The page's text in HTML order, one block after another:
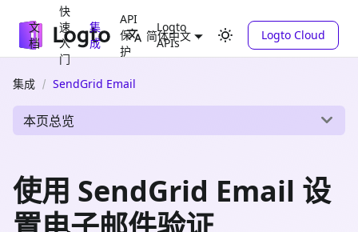
文
档
快
速
入
门
集
成
API
保
护
Logto
APIs
简体中文 Logto Cloud
集成 SendGrid Email
本页总览
使用 SendGrid Email 设